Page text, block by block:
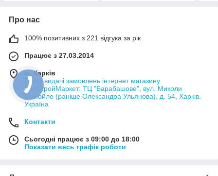
Про нас
100% позитивних з 221 відгука за рік
Працює з 27.03.2014
м. Харків
Пункт видачі замовлень інтернет магазину
ХосСтройМаркет: ТЦ "Барабашове", вул. Миколи
Манойло (раніше Олександра Ульянова), д. 54, Харків,
Україна
Контакти
Сьогодні працює з 09:00 до 18:00
Показати весь графік роботи